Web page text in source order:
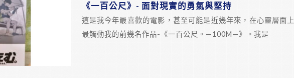
《一百公尺》- 面對現實的勇氣與堅持
這是我今年最喜歡的電影，甚至可能是近幾年來，在心靈層面上
最觸動我的前幾名作品-《一百公尺。—100M—》。我是